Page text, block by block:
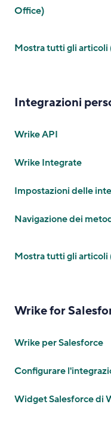
Office)
Mostra tutti gli articoli
Integrazioni
Wrike API
Wrike Integrate
Impostazioni delle
Navigazione dei
Mostra tutti gli articoli
Wrike for
Wrike per Salesforce
Configurare
Widget Salesforce di